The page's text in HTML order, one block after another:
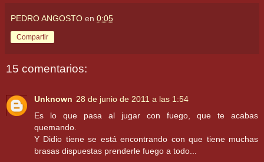
PEDRO ANGOSTO en 0:05
Compartir
15 comentarios:
Unknown 28 de junio de 2011 a las 1:54
Es lo que pasa al jugar con fuego, que te acabas
quemando.
Y Didio tiene se está encontrando con que tiene muchas
brasas dispuestas prenderle fuego a todo...